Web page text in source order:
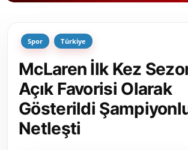
Siyasi Partiler
Yerel Yönetimler
Mülki İdare
Toplum ve Yaşam
Spor Türkiye
McLaren İlk Kez
Açık Favorisi Olarak
Gösterildi
Netleşti